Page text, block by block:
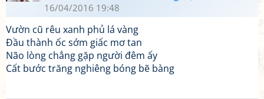
16/04/2016 19:48
Vườn cũ rêu xanh phủ lá vàng
Đầu thành ốc sớm giấc mơ tan
Não lòng chẳng gặp người đêm ấy
Cất bước trăng nghiêng bóng bẽ bàng